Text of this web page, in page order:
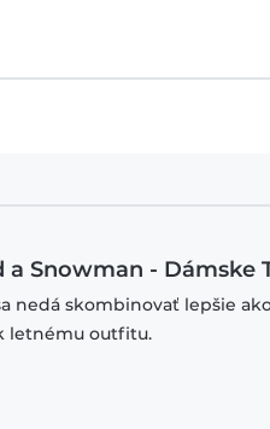
Snowman - Dámske
nedá skombinovať lepšie
letnému outfitu.